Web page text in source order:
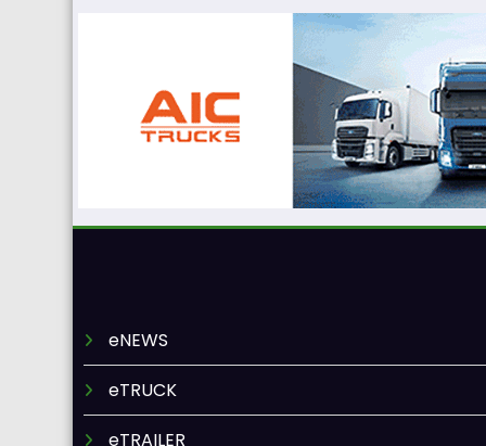
eNEWS
eTRUCK
eTRAILER